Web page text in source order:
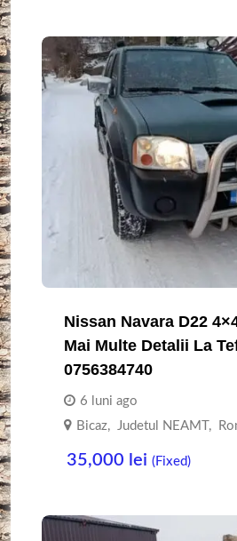
Nissan Navara D22
Mai Multe Detalii La
0756384740
6 luni ago
Bicaz, Judetul NEAMT ,
35,000 lei (Fixed)